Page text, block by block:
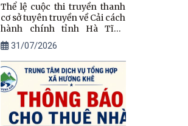
Thể lệ cuộc thi truyền thanh
cơ sở tuyên truyền về Cải cách
hành chính tỉnh Hà Tĩnh
năm 2026
31/07/2026